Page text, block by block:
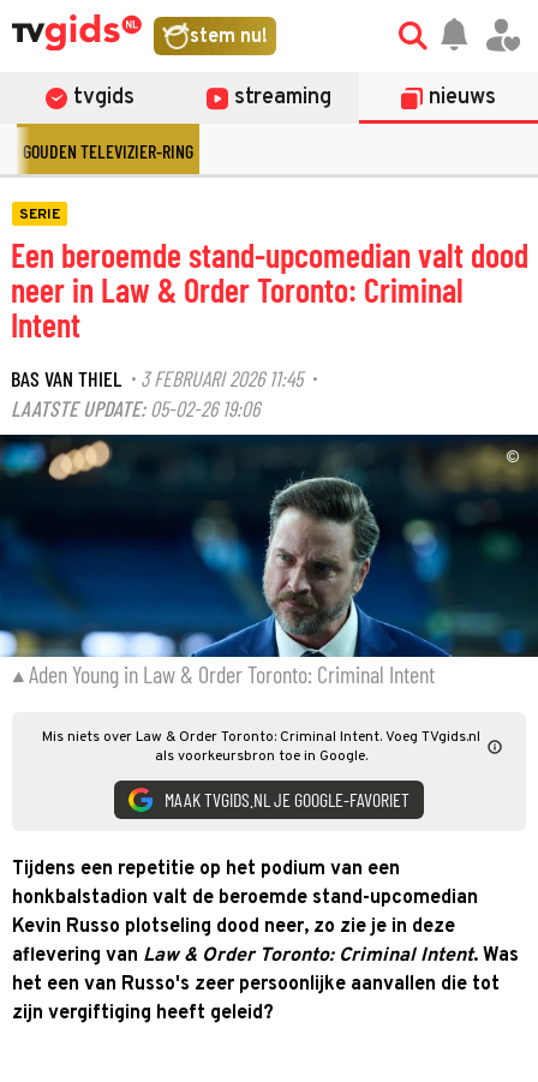
stem nu!
tvgids streaming nieuws
GOUDEN TELEVIZIER-RING
SERIE
Een beroemde stand-upcomedian valt dood
neer in Law & Order Toronto: Criminal
Intent
BAS VAN THIEL· 3 FEBRUARI 2026 11:45·
LAATSTE UPDATE: 05-02-26 19:06
©
Aden Young in Law & Order Toronto: Criminal Intent
Mis niets over Law & Order Toronto: Criminal Intent. Voeg TVgids.nl
als voorkeursbron toe in Google.
MAAK TVGIDS.NL JE GOOGLE-FAVORIET
Tijdens een repetitie op het podium van een
honkbalstadion valt de beroemde stand-upcomedian
Kevin Russo plotseling dood neer, zo zie je in deze
aflevering van Law & Order Toronto: Criminal Intent. Was
het een van Russo's zeer persoonlijke aanvallen die tot
zijn vergiftiging heeft geleid?